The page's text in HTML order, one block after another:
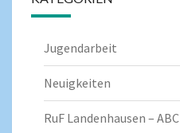
Jugendarbeit
Neuigkeiten
RuF Landenhausen – ABC